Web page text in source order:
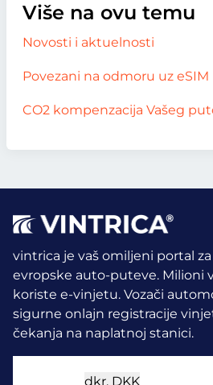
Više na ovu temu
Novosti i aktuelnosti
Povezani na odmoru uz eSIM
CO2 kompenzacija Vašeg
vintrica je vaš omiljeni portal
evropske auto-puteve. Milioni
koriste e-vinjetu. Vozači
sigurne onlajn registracije
čekanja na naplatnoj stanici.
dkr. DKK